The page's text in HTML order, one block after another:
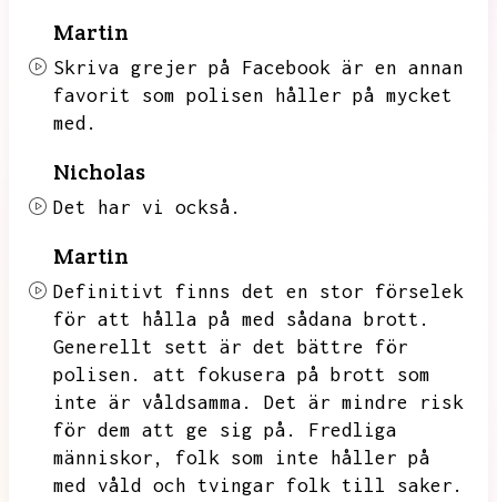
Martin
Skriva grejer på Facebook är en annan
favorit som polisen håller på mycket
med.
Nicholas
Det har vi också.
Martin
Definitivt finns det en stor förselek
för att hålla på med sådana brott.
Generellt sett är det bättre för
polisen.
att fokusera på brott som
inte är våldsamma.
Det är mindre risk
för dem att ge sig på.
Fredliga
människor,
folk som inte håller på
med våld och tvingar folk till saker.